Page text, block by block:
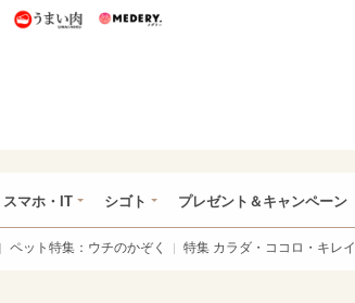
うまいパン うまい肉
スマホ・IT シゴト プレゼント＆キャンペーン
ペット特集：ウチのかぞく 特集 カラダ・ココロ・キレイ